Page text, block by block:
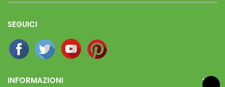
SEGUICI
INFORMAZIONI 